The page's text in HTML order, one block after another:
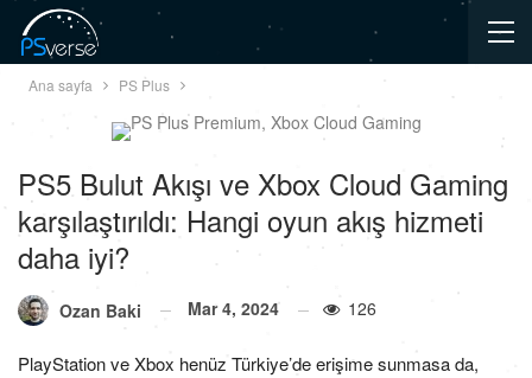
Ana sayfa PS Plus
PS5 Bulut Akışı ve Xbox Cloud Gaming
karşılaştırıldı: Hangi oyun akış hizmeti
daha iyi?
Ozan Baki Mar 4, 2024 126
PlayStation ve Xbox henüz Türkiye’de erişime sunmasa da,